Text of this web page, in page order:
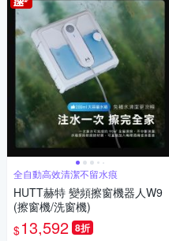
全自動高效清潔不留水痕
HUTT赫特 變頻擦窗機器人W9
(擦窗機/洗窗機)
$13,592 8折